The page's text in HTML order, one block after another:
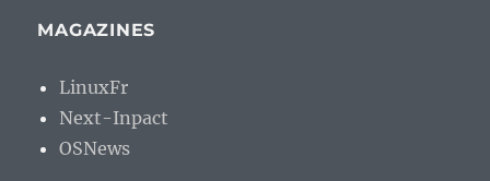
MAGAZINES
LinuxFr
Next-Inpact
OSNews